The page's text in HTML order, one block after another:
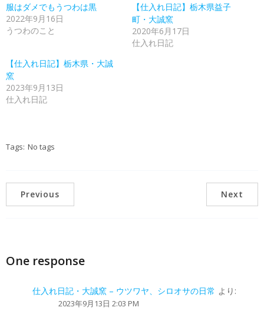
服はダメでもうつわは黒
2022年9月16日
うつわのこと
【仕入れ日記】栃木県益子
町・大誠窯
2020年6月17日
仕入れ日記
【仕入れ日記】栃木県・大誠
窯
2023年9月13日
仕入れ日記
Tags: No tags
Previous Next
One response
仕入れ日記・大誠窯 – ウツワヤ、シロオサの日常 より:
2023年9月13日 2:03 PM